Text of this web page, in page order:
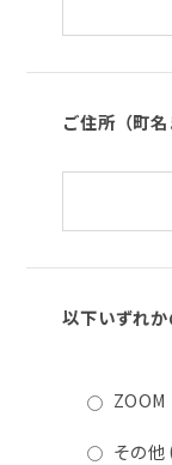
ご住所（町名
以下いずれ
ZOOM
その他